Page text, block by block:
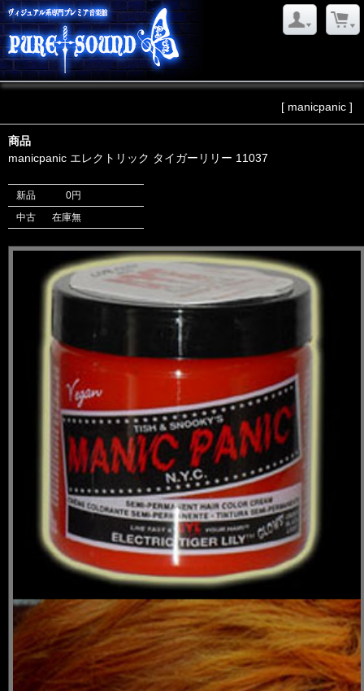
[ manicpanic ]
商品
manicpanic エレクトリック タイガーリリー 11037
新品
0円
中古
在庫無